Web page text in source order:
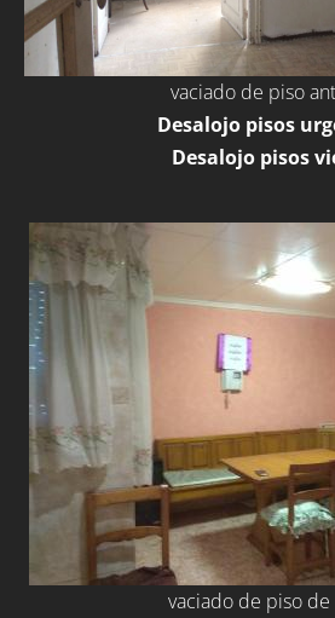
vaciado de piso
Desalojo pisos
Desalojo pisos
vaciado de piso